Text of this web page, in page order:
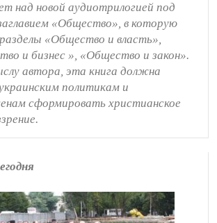
над новой аудиотрилогией под
«Общество», в которую
«Общество и власть»,
и бизнес », «Общество и закон».
автора, эта книга должна
политикам и
сформировать христианское